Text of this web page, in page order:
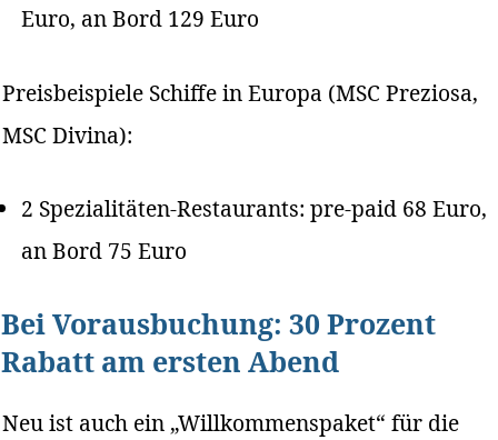
Euro, an Bord 129 Euro
Preisbeispiele Schiffe in Europa (MSC Preziosa,
MSC Divina):
2 Spezialitäten-Restaurants: pre-paid 68 Euro,
an Bord 75 Euro
Bei Vorausbuchung: 30 Prozent
Rabatt am ersten Abend
Neu ist auch ein „Willkommenspaket“ für die